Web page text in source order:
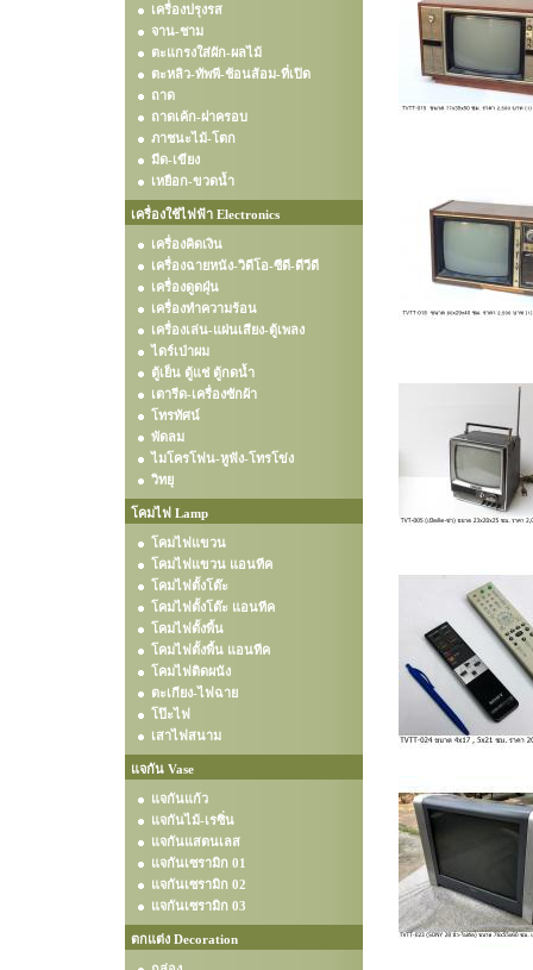
เครื่องปรุงรส
จาน-ชาม
ตะแกรงใส่ผัก-ผลไม้
ตะหลิว-ทัพพี-ช้อนส้อม-ที่เปิด
ถาด
ถาดเค้ก-ฝาครอบ
ภาชนะไม้-โตก
มีด-เขียง
เหยือก-ขวดน้ำ
เครื่องใช้ไฟฟ้า Electronics
เครื่องคิดเงิน
เครื่องฉายหนัง-วิดีโอ-ซีดี-ดีวีดี
เครื่องดูดฝุ่น
เครื่องทำความร้อน
เครื่องเล่น-แผ่นเสียง-ตู้เพลง
ไดร์เป่าผม
ตู้เย็น ตู้แช่ ตู้กดน้ำ
เตารีด-เครื่องซักผ้า
โทรทัศน์
พัดลม
ไมโครโฟน-หูฟัง-โทรโข่ง
วิทยุ
โคมไฟ Lamp
โคมไฟแขวน
โคมไฟแขวน แอนทีค
โคมไฟตั้งโต๊ะ
โคมไฟตั้งโต๊ะ แอนทีค
โคมไฟตั้งพื้น
โคมไฟตั้งพื้น แอนทีค
โคมไฟติดผนัง
ตะเกียง-ไฟฉาย
โป๊ะไฟ
เสาไฟสนาม
แจกัน Vase
แจกันแก้ว
แจกันไม้-เรซิ่น
แจกันแสตนเลส
แจกันเซรามิก 01
แจกันเซรามิก 02
แจกันเซรามิก 03
ตกแต่ง Decoration